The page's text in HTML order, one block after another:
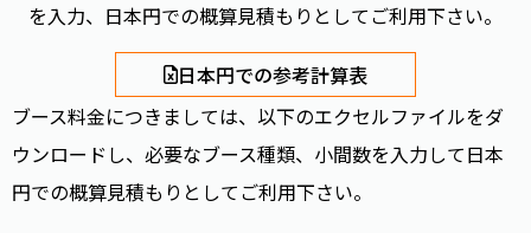
を入力、日本円での概算見積もりとしてご利用下さい。
日本円での参考計算表
ブース料金につきましては、以下のエクセルファイルをダ
ウンロードし、必要なブース種類、小間数を入力して日本
円での概算見積もりとしてご利用下さい。